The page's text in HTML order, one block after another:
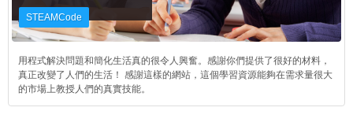
STEAMCode
用程式解決問題和簡化生活真的很令人興奮。感謝你們提供了很好的材料，
真正改變了人們的生活！ 感謝這樣的網站，這個學習資源能夠在需求量很大
的市場上教授人們的真實技能。